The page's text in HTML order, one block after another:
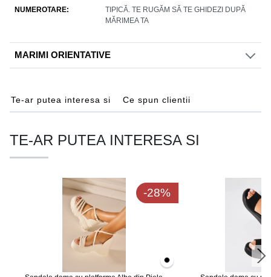
NUMEROTARE
TIPICĂ. TE RUGĂM SĂ TE GHIDEZI DUPĂ
MĂRIMEA TA
MARIMI ORIENTATIVE
Te-ar putea interesa si Ce spun clientii
TE-AR PUTEA INTERESA SI
-28%